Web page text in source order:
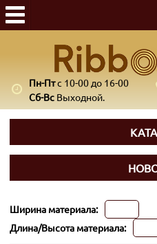
Пн-Птс 10-00 до 16-00
Сб-Вс Выходной.
Ширина материала:
Длина/Высота материала: